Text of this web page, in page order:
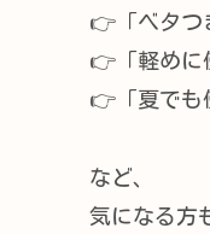
👉「ベタつ
👉「軽めに
👉「夏でも
など、
気になる方